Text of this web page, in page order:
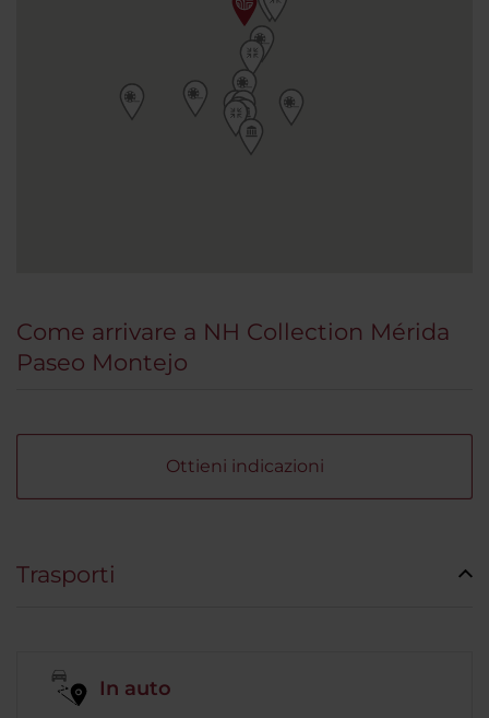
Come arrivare a NH Collection Mérida
Paseo Montejo
Ottieni indicazioni
Trasporti
In auto